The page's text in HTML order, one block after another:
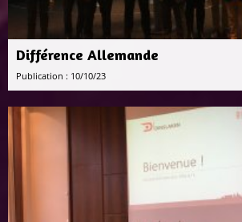
Différence Allemande
Publication : 10/10/23